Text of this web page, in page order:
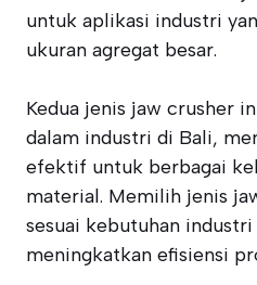
untuk aplikasi industri
ukuran agregat besar.
Kedua jenis jaw crusher
dalam industri di Bali,
efektif untuk berbagai
material. Memilih jenis
sesuai kebutuhan
meningkatkan efisiensi